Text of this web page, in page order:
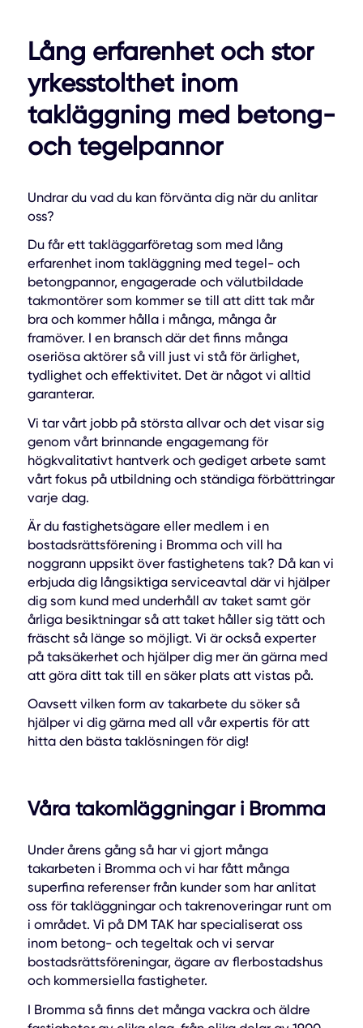
Lång erfarenhet och stor
yrkesstolthet inom
takläggning med betong-
och tegelpannor
Undrar du vad du kan förvänta dig när du anlitar
oss?
Du får ett takläggarföretag som med lång
erfarenhet inom takläggning med tegel- och
betongpannor, engagerade och välutbildade
takmontörer som kommer se till att ditt tak mår
bra och kommer hålla i många, många år
framöver. I en bransch där det finns många
oseriösa aktörer så vill just vi stå för ärlighet,
tydlighet och effektivitet. Det är något vi alltid
garanterar.
Vi tar vårt jobb på största allvar och det visar sig
genom vårt brinnande engagemang för
högkvalitativt hantverk och gediget arbete samt
vårt fokus på utbildning och ständiga förbättringar
varje dag.
Är du fastighetsägare eller medlem i en
bostadsrättsförening i Bromma och vill ha
noggrann uppsikt över fastighetens tak? Då kan vi
erbjuda dig långsiktiga serviceavtal där vi hjälper
dig som kund med underhåll av taket samt gör
årliga besiktningar så att taket håller sig tätt och
fräscht så länge so möjligt. Vi är också experter
på taksäkerhet och hjälper dig mer än gärna med
att göra ditt tak till en säker plats att vistas på.
Oavsett vilken form av takarbete du söker så
hjälper vi dig gärna med all vår expertis för att
hitta den bästa taklösningen för dig!
Våra takomläggningar i Bromma
Under årens gång så har vi gjort många
takarbeten i Bromma och vi har fått många
superfina referenser från kunder som har anlitat
oss för takläggningar och takrenoveringar runt om
i området. Vi på DM TAK har specialiserat oss
inom betong- och tegeltak och vi servar
bostadsrättsföreningar, ägare av flerbostadshus
och kommersiella fastigheter.
I Bromma så finns det många vackra och äldre